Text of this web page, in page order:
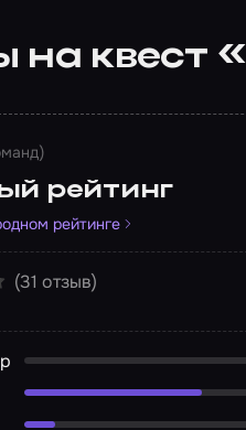
на квест
рейтинг
рейтинге
(31 отзыв)